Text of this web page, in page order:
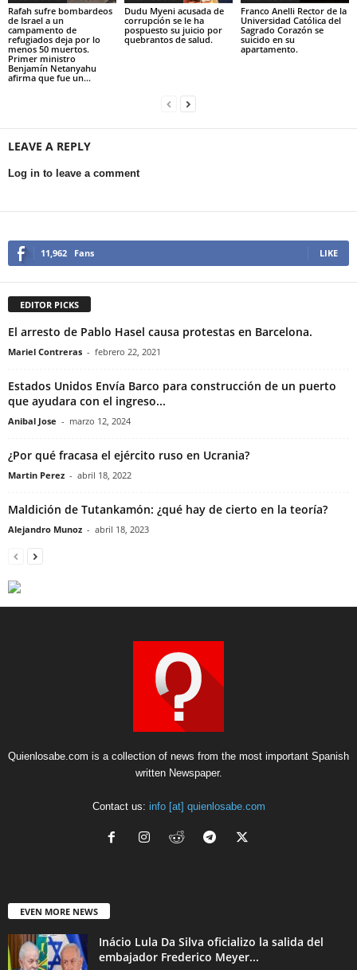
Rafah sufre bombardeos
de Israel a un
campamento de
refugiados deja por lo
menos 50 muertos.
Primer ministro
Benjamín Netanyahu
afirma que fue un...
Dudu Myeni acusada de
corrupción se le ha
pospuesto su juicio por
quebrantos de salud.
Franco Anelli Rector de la
Universidad Católica del
Sagrado Corazón se
suicido en su
apartamento.
LEAVE A REPLY
Log in to leave a comment
11,962 Fans LIKE
EDITOR PICKS
El arresto de Pablo Hasel causa protestas en Barcelona.
Mariel Contreras - febrero 22, 2021
Estados Unidos Envía Barco para construcción de un puerto
que ayudara con el ingreso...
Anibal Jose - marzo 12, 2024
¿Por qué fracasa el ejército ruso en Ucrania?
Martin Perez - abril 18, 2022
Maldición de Tutankamón: ¿qué hay de cierto en la teoría?
Alejandro Munoz - abril 18, 2023
Quienlosabe.com is a collection of news from the most important Spanish
written Newspaper.
Contact us: info [at] quienlosabe.com
EVEN MORE NEWS
Inácio Lula Da Silva oficializo la salida del
embajador Frederico Meyer...